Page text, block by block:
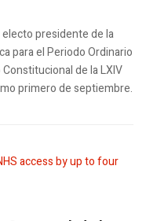
presidente de la
para el Periodo Ordinario
de la LXIV
primero de septiembre.